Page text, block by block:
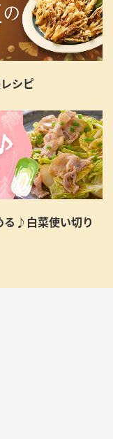
シピ
る♪白菜使い切り